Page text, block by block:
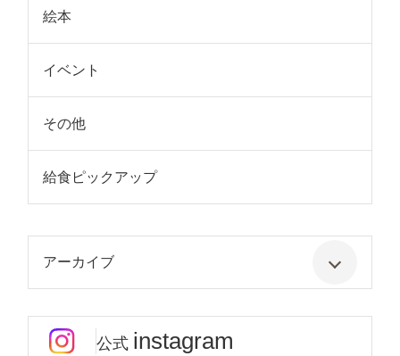
絵本
イベント
その他
給食ピックアップ
アーカイブ
公式 instagram